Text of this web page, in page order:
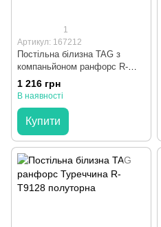
1
Артикул: 167212
Постільна білизна TAG з
компаньйоном ранфорс R-
T9213 євро
1 216 грн
В наявності
Купити